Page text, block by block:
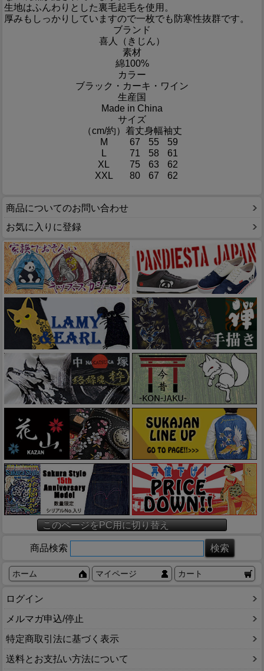
生地はふんわりとした裏毛起毛を使用。
厚みもしっかりしていますので一枚でも防寒性抜群です。
ブランド
喜人（きじん）
素材
綿100%
カラー
ブラック・カーキ・ワイン
生産国
Made in China
サイズ
（cm/約） 着丈身幅袖丈
M
67 55
59
L
71 58
61
XL
75 63
62
XXL
80 67 62
商品についてのお問い合わせ
お気に入りに登録
このページをPC用に切り替え
商品検索
ホーム マイページ カート
ログイン
メルマガ申込/停止
特定商取引法に基づく表示
送料とお支払い方法について